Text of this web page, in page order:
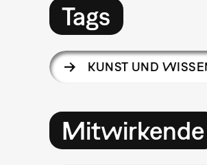
Tags
KUNST UND
Mitwirkende